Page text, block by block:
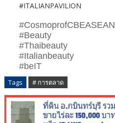
#ITALIANPAVILION
#CosmoprofCBEASEAN
#Beauty
#Thaibeauty
#Italianbeauty
#beIT
Tags # การตลาด